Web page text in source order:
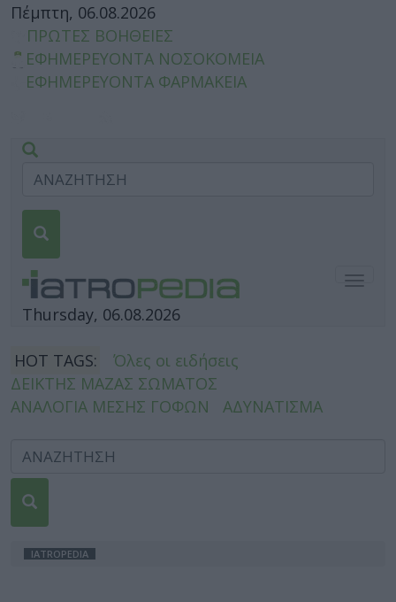
Πέμπτη, 06.08.2026
ΠΡΩΤΕΣ ΒΟΗΘΕΙΕΣ
ΕΦΗΜΕΡΕΥΟΝΤΑ ΝΟΣΟΚΟΜΕΙΑ
ΕΦΗΜΕΡΕΥΟΝΤΑ ΦΑΡΜΑΚΕΙΑ
Thursday, 06.08.2026
HOT TAGS:
Όλες οι ειδήσεις
ΔΕΙΚΤΗΣ ΜΑΖΑΣ ΣΩΜΑΤΟΣ
ΑΝΑΛΟΓΙΑ ΜΕΣΗΣ ΓΟΦΩΝ
ΑΔΥΝΑΤΙΣΜΑ
IATROPEDIA